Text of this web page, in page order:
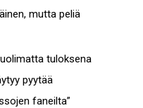
mutta peliä
tuloksena
pyytää
faneilta”